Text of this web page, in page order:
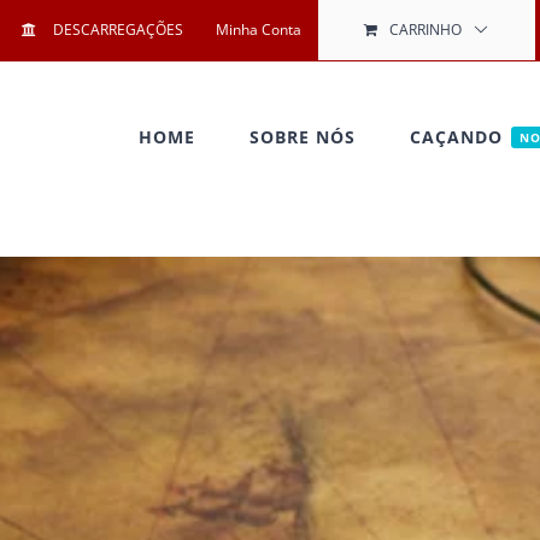
DESCARREGAÇÕES Minha Conta CARRINHO
HOME SOBRE NÓS CAÇANDO